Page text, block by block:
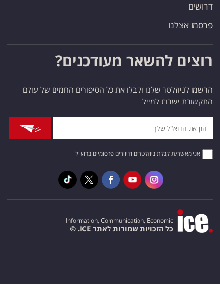
דרושים
פרסמו אצלנו
רוצים להשאר מעודכנים?
הרשמו לניוזלטר שלנו וקבלו את כל הסיפורים החמים של עולם
התקשורת ישרות למייל
אני מאשר/ת קבלת ניוזלטרים ודיוורים פרסומיים בדוא"ל
Information, Communication, Economic
כל הזכויות שמורות לאתר ICE. ©